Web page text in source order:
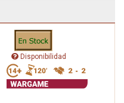
Disponibilidad